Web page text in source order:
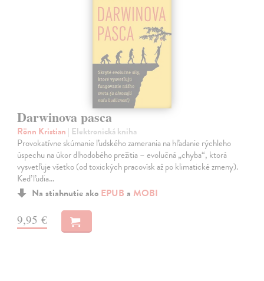
Darwinova pasca
Rönn Kristian | Elektronická kniha
Provokatívne skúmanie ľudského zamerania na hľadanie rýchleho
úspechu na úkor dlhodobého prežitia – evolučná „chyba“, ktorá
vysvetľuje všetko (od toxických pracovísk až po klimatické zmeny).
Keď ľudia…
Na stiahnutie ako EPUB a MOBI
9,95 €